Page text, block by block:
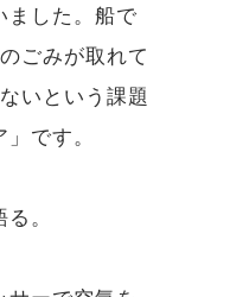
ました。船で
ごみが取れて
いという課題
です。
。